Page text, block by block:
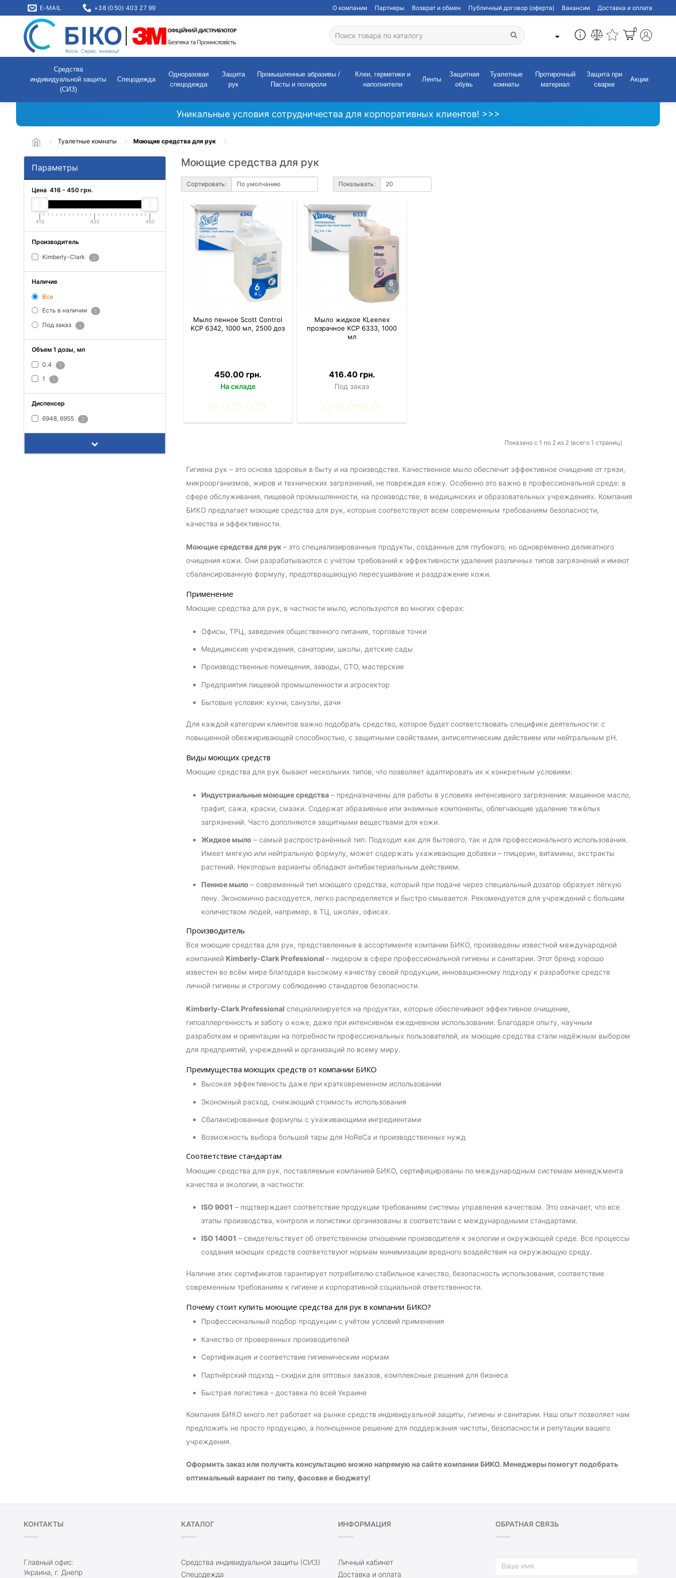
E-MAIL +38 (050) 403 27 99 О компании Партнеры Возврат и обмен Публичный договор (оферта) Вакансии Доставка и оплата
0
Средства
индивидуальной защиты
(СИЗ)
Спецодежда
Одноразовая
спецодежда
Защита
рук
Промышленные абразивы /
Пасты и полироли
Клеи, герметики и
наполнители
Ленты
Защитная
обувь
Туалетные
комнаты
Протирочный
материал
Защита при
сварке
Акции
Уникальные условия сотрудничества для корпоративных клиентов! >>>
Туалетные комнаты Моющие средства для рук
Параметры
Цена 416 - 450 грн.
416 433 450
Производитель
Kimberly-Clark 2
Наличие
Все
Есть в наличии
1
Под заказ 1
Объем 1 дозы, мл
0.4 1
1 1
Диспенсер
6948, 6955 2
Моющие средства для рук
Сортировать: Показывать:
Мыло пенное Scott Control
KCP 6342, 1000 мл, 2500 доз
450.00 грн.
На складе
Мыло жидкое KLeenex
прозрачное KCP 6333, 1000
мл
416.40 грн.
Под заказ
Показано с 1 по 2 из 2 (всего 1 страниц)
Гигиена рук – это основа здоровья в быту и на производстве. Качественное мыло обеспечит эффективное очищение от грязи,
микроорганизмов, жиров и технических загрязнений, не повреждая кожу. Особенно это важно в профессиональной среде: в
сфере обслуживания, пищевой промышленности, на производстве, в медицинских и образовательных учреждениях. Компания
БИКО предлагает моющие средства для рук, которые соответствуют всем современным требованиям безопасности,
качества и эффективности.
Моющие средства для рук– это специализированные продукты, созданные для глубокого, но одновременно деликатного
очищения кожи. Они разрабатываются с учётом требований к эффективности удаления различных типов загрязнений и имеют
сбалансированную формулу, предотвращающую пересушивание и раздражение кожи.
Применение
Моющие средства для рук, в частности мыло, используются во многих сферах:
Офисы, ТРЦ, заведения общественного питания, торговые точки
Медицинские учреждения, санатории, школы, детские сады
Производственные помещения, заводы, СТО, мастерские
Предприятия пищевой промышленности и агросектор
Бытовые условия: кухни, санузлы, дачи
Для каждой категории клиентов важно подобрать средство, которое будет соответствовать специфике деятельности: с
повышенной обезжиривающей способностью, с защитными свойствами, антисептическим действием или нейтральным pH.
Виды моющих средств
Моющие средства для рук бывают нескольких типов, что позволяет адаптировать их к конкретным условиям:
Индустриальные моющие средства– предназначены для работы в условиях интенсивного загрязнения: машинное масло,
графит, сажа, краски, смазки. Содержат абразивные или энзимные компоненты, облегчающие удаление тяжёлых
загрязнений. Часто дополняются защитными веществами для кожи.
Жидкое мыло – самый распространённый тип. Подходит как для бытового, так и для профессионального использования.
Имеет мягкую или нейтральную формулу, может содержать ухаживающие добавки – глицерин, витамины, экстракты
растений. Некоторые варианты обладают антибактериальным действием.
Пенное мыло – современный тип моющего средства, который при подаче через специальный дозатор образует лёгкую
пену. Экономично расходуется, легко распределяется и быстро смывается. Рекомендуется для учреждений с большим
количеством людей, например, в ТЦ, школах, офисах.
Производитель
Все моющие средства для рук, представленные в ассортименте компании БИКО, произведены известной международной
компанией Kimberly-Clark Professional – лидером в сфере профессиональной гигиены и санитарии. Этот бренд хорошо
известен во всём мире благодаря высокому качеству своей продукции, инновационному подходу к разработке средств
личной гигиены и строгому соблюдению стандартов безопасности.
Kimberly-Clark Professional специализируется на продуктах, которые обеспечивают эффективное очищение,
гипоаллергенность и заботу о коже, даже при интенсивном ежедневном использовании. Благодаря опыту, научным
разработкам и ориентации на потребности профессиональных пользователей, их моющие средства стали надёжным выбором
для предприятий, учреждений и организаций по всему миру.
Преимущества моющих средств от компании БИКО
Высокая эффективность даже при кратковременном использовании
Экономный расход, снижающий стоимость использования
Сбалансированные формулы с ухаживающими ингредиентами
Возможность выбора большой тары для HoReCa и производственных нужд
Соответствие стандартам
Моющие средства для рук, поставляемые компанией БИКО, сертифицированы по международным системам менеджмента
качества и экологии, в частности:
ISO 9001 – подтверждает соответствие продукции требованиям системы управления качеством. Это означает, что все
этапы производства, контроля и логистики организованы в соответствии с международными стандартами.
ISO 14001 – свидетельствует об ответственном отношении производителя к экологии и окружающей среде. Все процессы
создания моющих средств соответствуют нормам минимизации вредного воздействия на окружающую среду.
Наличие этих сертификатов гарантирует потребителю стабильное качество, безопасность использования, соответствие
современным требованиям к гигиене и корпоративной социальной ответственности.
Почему стоит купить моющие средства для рук в компании БИКО?
Профессиональный подбор продукции с учётом условий применения
Качество от проверенных производителей
Сертификация и соответствие гигиеническим нормам
Партнёрский подход – скидки для оптовых заказов, комплексные решения для бизнеса
Быстрая логистика – доставка по всей Украине
Компания БИКО много лет работает на рынке средств индивидуальной защиты, гигиены и санитарии. Наш опыт позволяет нам
предложить не просто продукцию, а полноценное решение для поддержания чистоты, безопасности и репутации вашего
учреждения.
Оформить заказ или получить консультацию можно напрямую на сайте компании БИКО. Менеджеры помогут подобрать
оптимальный вариант по типу, фасовке и бюджету!
КОНТАКТЫ
Главный офис:
Украина, г. Днепр
КАТАЛОГ
Средства индивидуальной защиты (СИЗ)
Спецодежда
ИНФОРМАЦИЯ
Личный кабинет
Доставка и оплата
ОБРАТНАЯ СВЯЗЬ